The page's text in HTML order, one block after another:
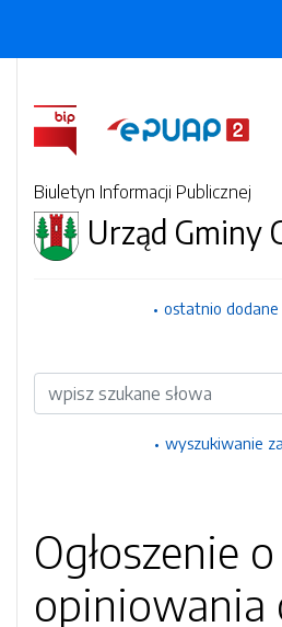
Biuletyn Informacji Publicznej
Urząd Gminy
ostatnio dodane
Wyszukiwarka
wyszukiwanie
Ogłoszenie
opiniowania